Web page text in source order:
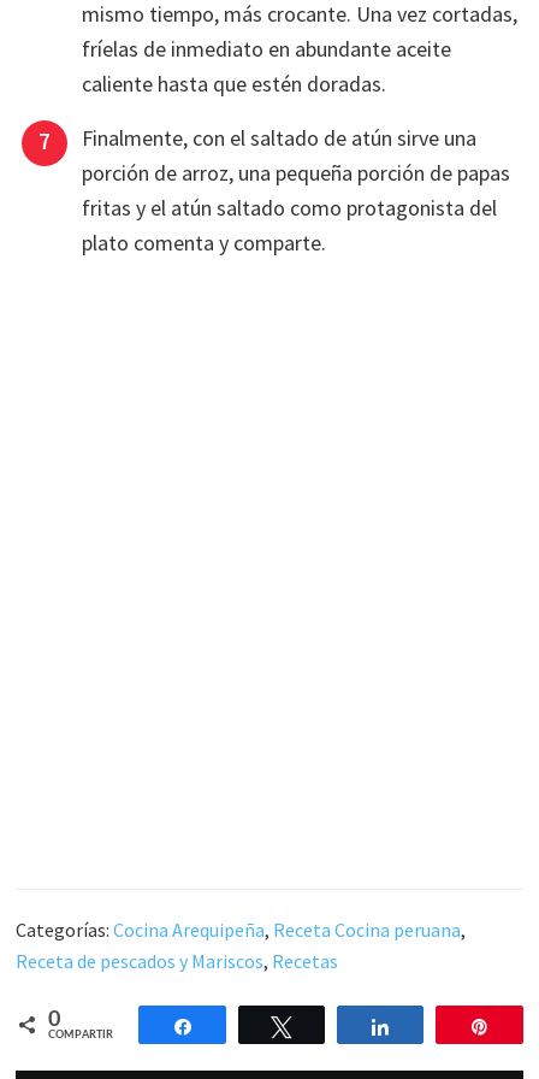
mismo tiempo, más crocante. Una vez cortadas,
fríelas de inmediato en abundante aceite
caliente hasta que estén doradas.
Finalmente, con el saltado de atún sirve una
porción de arroz, una pequeña porción de papas
fritas y el atún saltado como protagonista del
plato comenta y comparte.
Categorías:Cocina Arequipeña, Receta Cocina peruana,
Receta de pescados y Mariscos, Recetas
0
COMPARTIR
Compartir Compartir